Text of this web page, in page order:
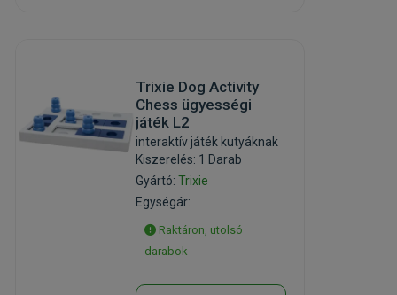
Trixie Dog Activity
Chess ügyességi
játék L2
interaktív játék kutyáknak
Kiszerelés: 1 Darab
Gyártó:Trixie
Egységár:
Raktáron, utolsó
darabok